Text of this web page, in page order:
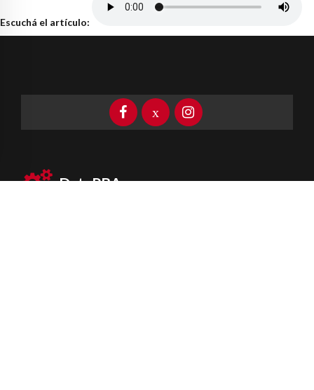
Escuchá el artículo:
DataPBA